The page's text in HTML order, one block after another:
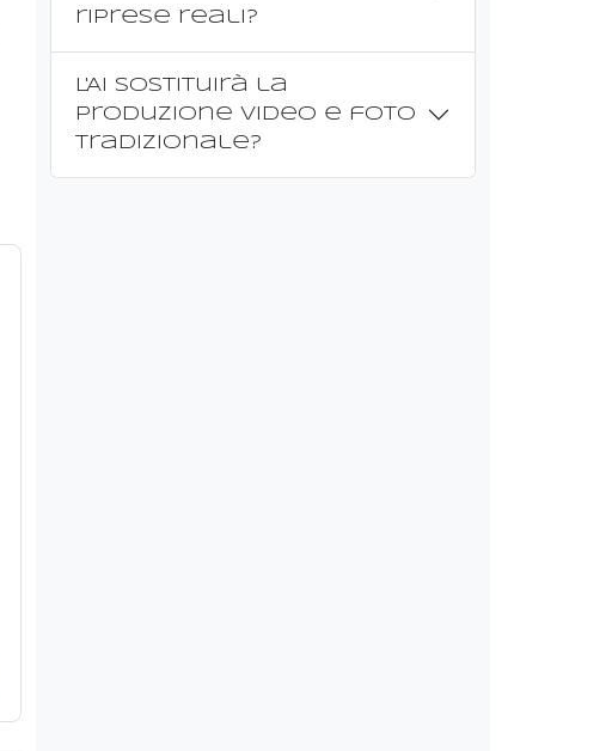
riprese reali?
L'AI sostituirà la
produzione video e foto
tradizionale?